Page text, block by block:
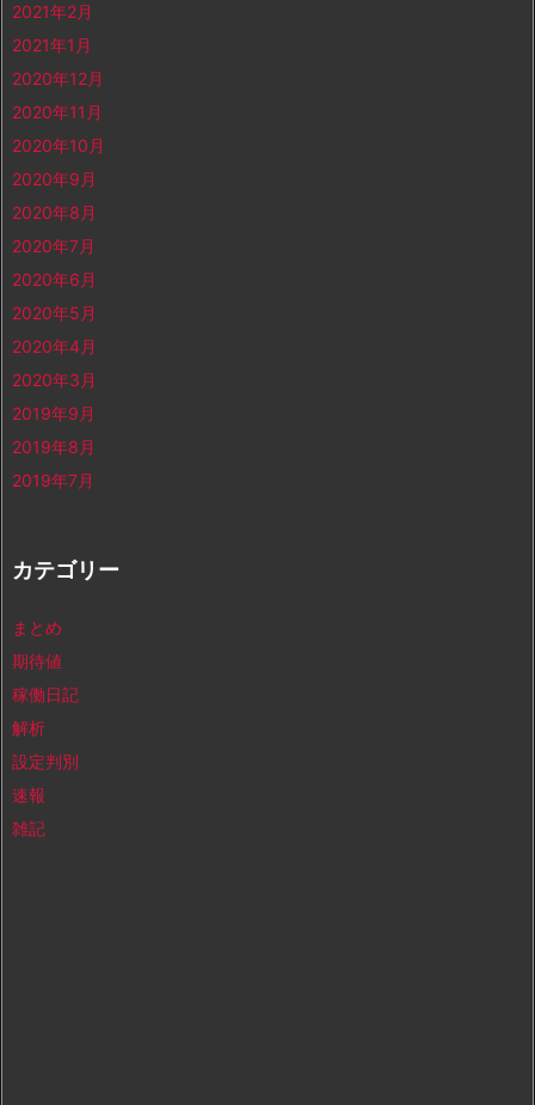
2021年2月
2021年1月
2020年12月
2020年11月
2020年10月
2020年9月
2020年8月
2020年7月
2020年6月
2020年5月
2020年4月
2020年3月
2019年9月
2019年8月
2019年7月
カテゴリー
まとめ
期待値
稼働日記
解析
設定判別
速報
雑記